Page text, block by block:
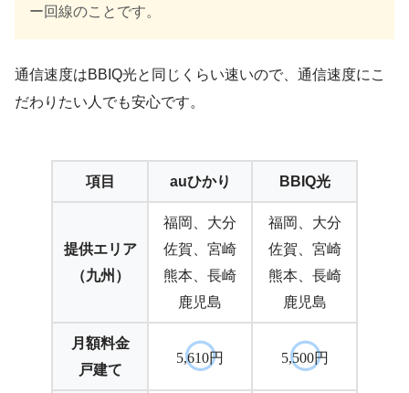
ー回線のことです。
通信速度はBBIQ光と同じくらい速いので、通信速度にこ
だわりたい人でも安心です。
項目 auひかり BBIQ光
提供エリア
（九州）
福岡、大分
佐賀、宮崎
熊本、長崎
鹿児島
福岡、大分
佐賀、宮崎
熊本、長崎
鹿児島
月額料金
戸建て
5,610円 5,500円